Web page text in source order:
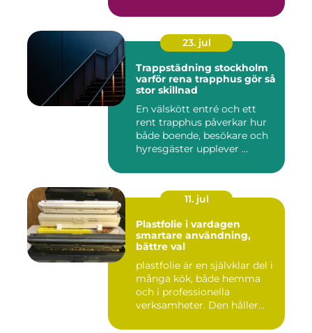
23. jul
Trappstädning stockholm
varför rena trapphus gör så
stor skillnad
En välskött entré och ett
rent trapphus påverkar hur
både boende, besökare och
hyresgäster upplever ...
11. jul
Plastfolie i vardagen
smartare användning,
bättre val
plastfolie är en självklar del i
många kök, både hemma
och i professionella
verksamheter. Den håller...